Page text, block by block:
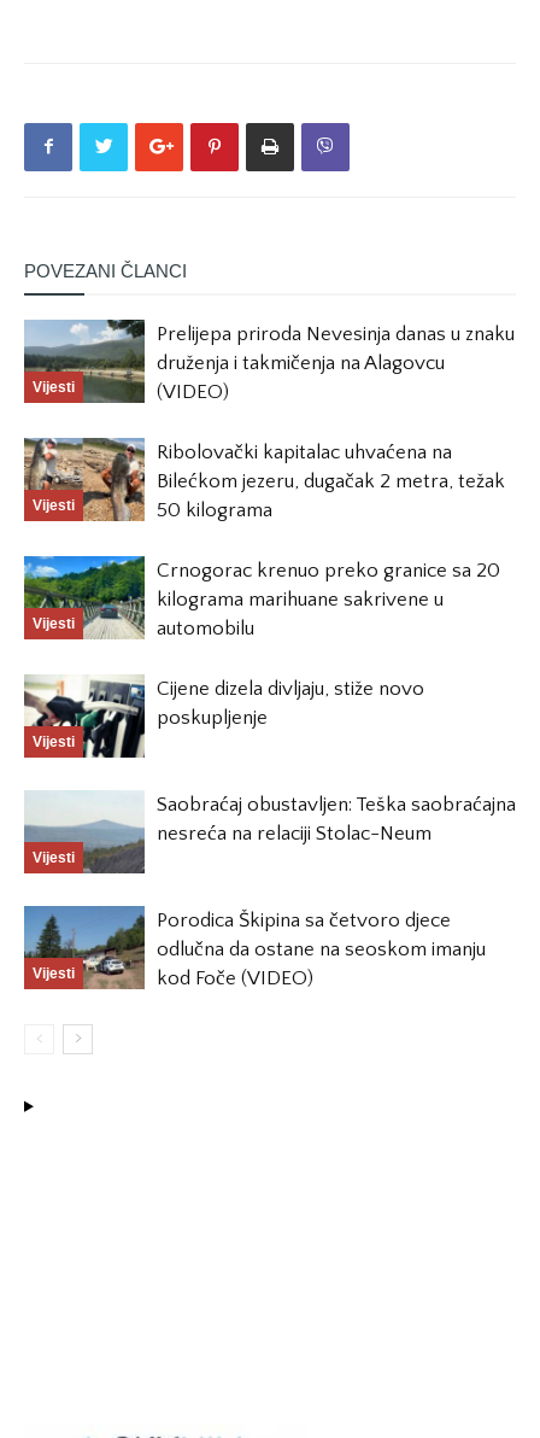
POVEZANI ČLANCI
Vijesti
Prelijepa priroda Nevesinja danas u znaku
druženja i takmičenja na Alagovcu
(VIDEO)
Vijesti
Ribolovački kapitalac uhvaćena na
Bilećkom jezeru, dugačak 2 metra, težak
50 kilograma
Vijesti
Crnogorac krenuo preko granice sa 20
kilograma marihuane sakrivene u
automobilu
Vijesti
Cijene dizela divljaju, stiže novo
poskupljenje
Vijesti
Saobraćaj obustavljen: Teška saobraćajna
nesreća na relaciji Stolac-Neum
Vijesti
Porodica Škipina sa četvoro djece
odlučna da ostane na seoskom imanju
kod Foče (VIDEO)